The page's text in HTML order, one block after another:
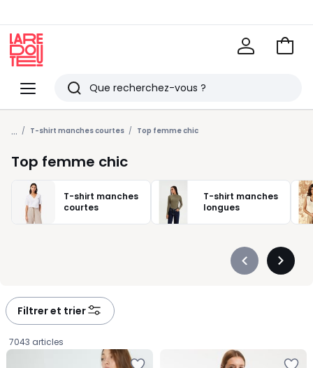
Menu
Redoute
Rechercher
Derniers
articles
vus
Voir
... T-shirt manches courtes Top femme chic
Top femme chic
T-shirt manches
courtes
T-shirt manches
longues
Précédent
Filtrer et trier
7043 articles